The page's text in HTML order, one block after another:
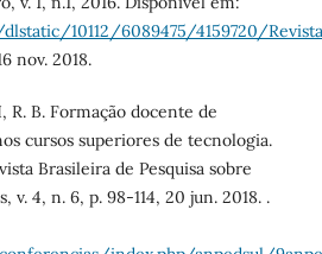
10112/6089475/4159720/
nov. 2018.
R. B. Formação docente de
cursos superiores de tecnologia.
Brasileira de Pesquisa sobre
v. 4, n. 6, p. 98-114, 20 jun. 2018. .